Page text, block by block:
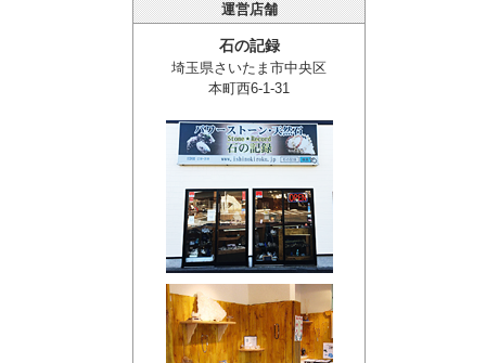
運営店舗
石の記録
埼玉県さいたま市中央区
本町西6-1-31